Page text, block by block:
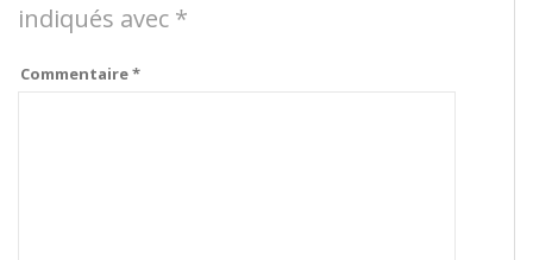
indiqués avec *
Commentaire*